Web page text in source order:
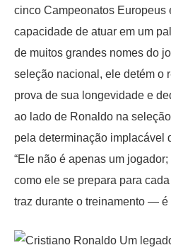
cinco Campeonatos
capacidade de atuar em um
de muitos grandes nomes do
seleção nacional, ele detém o
prova de sua longevidade e
ao lado de Ronaldo na
pela determinação implacável
“Ele não é apenas um
como ele se prepara para
traz durante o treinamento — é